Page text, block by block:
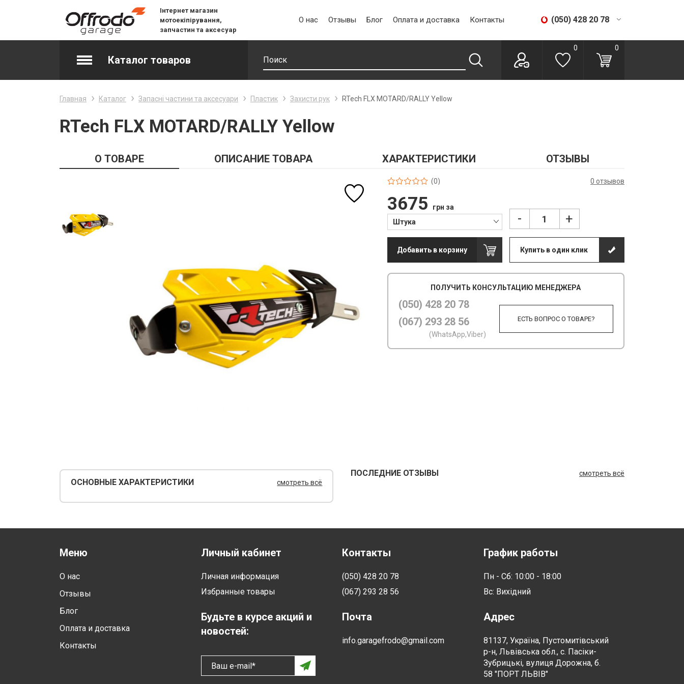
Інтернет магазин
мотоекіпірування,
запчастин та аксесуар
О нас Отзывы Блог Оплата и доставка Контакты (050) 428 20 78
(067) 293 28 56
Каталог товаров
Джерсі
Lifestyle
Вилочне масло
0 0
Главная Каталог Запасні частини та аксесуари Пластик Захисти рук RTech FLX MOTARD/RALLY Yellow
RTech FLX MOTARD/RALLY Yellow
О ТОВАРЕ ОПИСАНИЕ ТОВАРА ХАРАКТЕРИСТИКИ ОТЗЫВЫ
(0) 0 отзывов
3675
грн за
Штука
- +
Добавить в корзину Купить в один клик
ПОЛУЧИТЬ КОНСУЛЬТАЦИЮ МЕНЕДЖЕРА
(050) 428 20 78
(067) 293 28 56
(WhatsApp,Viber)
ЕСТЬ ВОПРОС О ТОВАРЕ?
ОСНОВНЫЕ ХАРАКТЕРИСТИКИ смотреть всё
ПОСЛЕДНИЕ ОТЗЫВЫ смотреть всё
Меню
О нас
Отзывы
Блог
Оплата и доставка
Контакты
Личный кабинет
Личная информация
Избранные товары
Будьте в курсе акций и
новостей:
Ваш e-mail*
Контакты
(050) 428 20 78
(067) 293 28 56
Почта
info.garagefrodo@gmail.com
График работы
Пн - Сб: 10:00 - 18:00
Вс: Вихідний
Адрес
81137, Україна, Пустомитівський
р-н, Львівська обл., с. Пасіки-
Зубрицькі, вулиця Дорожна, б.
58 "ПОРТ ЛЬВІВ"